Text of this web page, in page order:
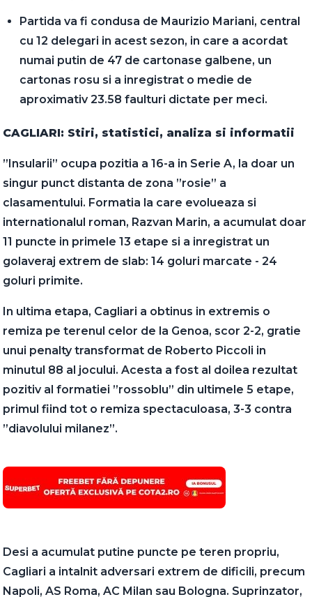
Partida va fi condusa de Maurizio Mariani, central
cu 12 delegari in acest sezon, in care a acordat
numai putin de 47 de cartonase galbene, un
cartonas rosu si a inregistrat o medie de
aproximativ 23.58 faulturi dictate per meci.
CAGLIARI: Stiri, statistici, analiza si informatii
”Insularii” ocupa pozitia a 16-a in Serie A, la doar un
singur punct distanta de zona ”rosie” a
clasamentului. Formatia la care evolueaza si
internationalul roman, Razvan Marin, a acumulat doar
11 puncte in primele 13 etape si a inregistrat un
golaveraj extrem de slab: 14 goluri marcate - 24
goluri primite.
In ultima etapa, Cagliari a obtinus in extremis o
remiza pe terenul celor de la Genoa, scor 2-2, gratie
unui penalty transformat de Roberto Piccoli in
minutul 88 al jocului. Acesta a fost al doilea rezultat
pozitiv al formatiei ”rossoblu” din ultimele 5 etape,
primul fiind tot o remiza spectaculoasa, 3-3 contra
”diavolului milanez”.
Desi a acumulat putine puncte pe teren propriu,
Cagliari a intalnit adversari extrem de dificili, precum
Napoli, AS Roma, AC Milan sau Bologna. Suprinzator,